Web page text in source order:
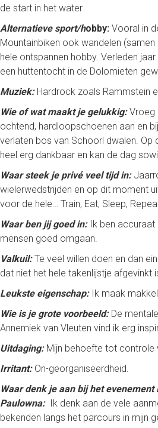
de start in het water.
Alternatieve sport/hobby: Vooral in
Mountainbiken ook wandelen (samen
hele ontspannen hobby. Verleden
een huttentocht in de Dolomieten
Muziek:Hardrock zoals Rammstein
Wie of wat maakt je gelukkig:Vroeg
ochtend, hardloopschoenen aan en
verlaten bos van Schoorl dwalen. Op
heel erg dankbaar en kan de dag
Waar steek je privé veel tijd in:
wielerwedstrijden en op dit moment
voor de hele… Train, Eat, Sleep,
Waar ben jij goed in:Ik ben accuraat
mensen goed omgaan.
Valkuil:Te veel willen doen en dan
dat niet het hele takenlijstje afgevinkt
Leukste eigenschap:Ik maak
Wie is je grote voorbeeld:De
Annemiek van Vleuten vind ik erg
Uitdaging:Mijn behoefte tot controle
Irritant:On-georganiseerdheid.
Waar denk je aan bij het
Paulowna: Ik denk aan de vele
bekenden langs het parcours in mijn